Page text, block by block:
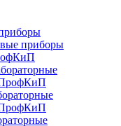
приборы